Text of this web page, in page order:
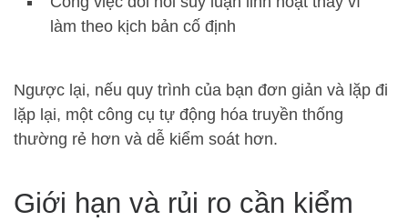
làm theo kịch bản cố định
Ngược lại, nếu quy trình của bạn đơn giản và lặp đi
lặp lại, một công cụ tự động hóa truyền thống
thường rẻ hơn và dễ kiểm soát hơn.
Giới hạn và rủi ro cần kiểm